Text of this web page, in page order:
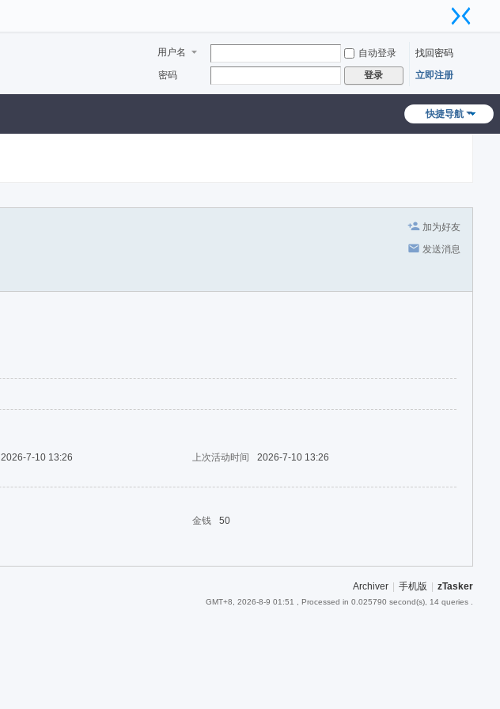
用户名 自动登录
找回密码
密码
登录 立即注册
快捷导航
加为好友
发送消息
2026-7-10 13:26 上次活动时间
2026-7-10 13:26
金钱
50
Archiver 手机版 zTasker
GMT+8, 2026-8-9 01:51 , Processed in 0.025790 second(s), 14 queries .